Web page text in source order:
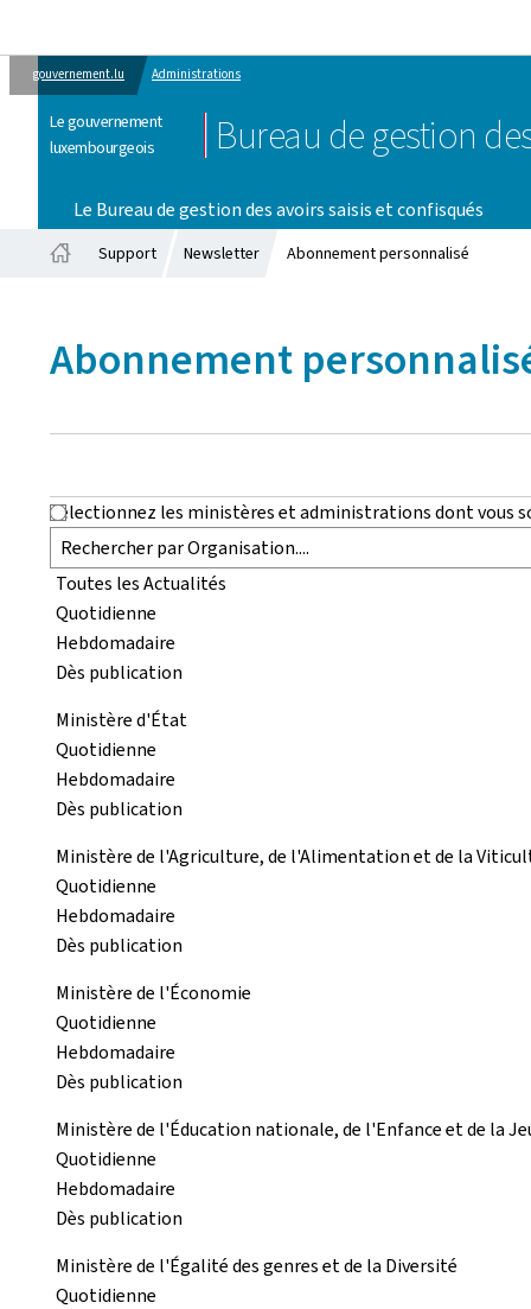
gouvernement.lu Administrations
Le gouvernement
luxembourgeois
Bureau de gestion
Le Bureau de gestion des avoirs saisis et confisqués
Support Newsletter Abonnement personnalisé
Abonnement
Sélectionnez les ministères et administrations dont vous
Toutes les Actualités
Quotidienne
Hebdomadaire
Dès publication
Ministère d'État
Quotidienne
Hebdomadaire
Dès publication
Ministère de l'Agriculture, de l'Alimentation et de la
Quotidienne
Hebdomadaire
Dès publication
Ministère de l'Économie
Quotidienne
Hebdomadaire
Dès publication
Ministère de l'Éducation nationale, de l'Enfance et de la
Quotidienne
Hebdomadaire
Dès publication
Ministère de l'Égalité des genres et de la Diversité
Quotidienne